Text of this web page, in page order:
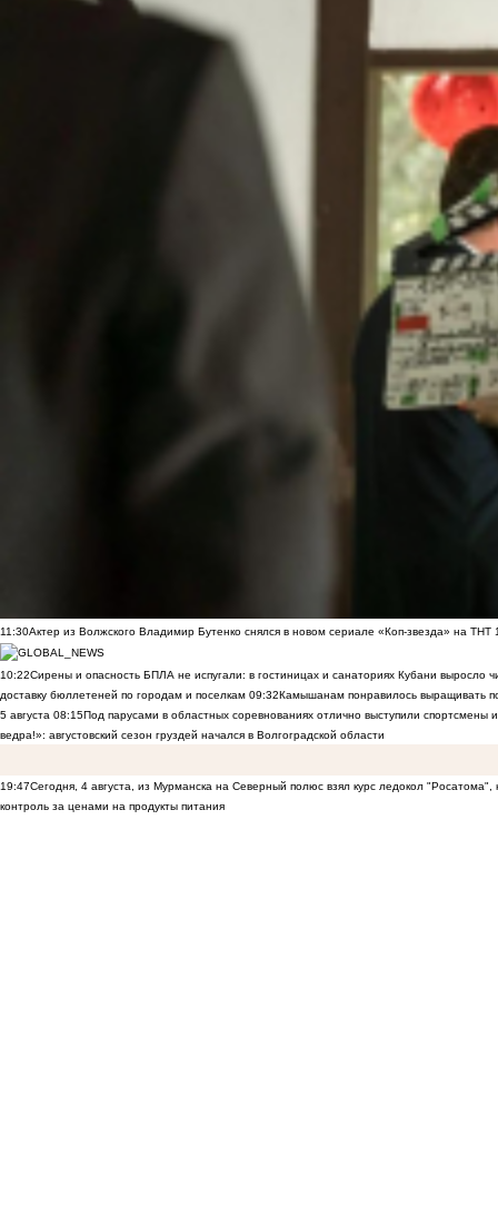
11:30Актер из Волжского Владимир Бутенко снялся в новом сериале «Коп-звезда» на ТНТ
10:22Сирены и опасность БПЛА не испугали: в гостиницах и санаториях Кубани выросло
доставку бюллетеней по городам и поселкам 09:32Камышанам понравилось выращивать
5 августа 08:15Под парусами в областных соревнованиях отлично выступили спортсмены
ведра!»: августовский сезон груздей начался в Волгоградской области
19:47Сегодня, 4 августа, из Мурманска на Северный полюс взял курс ледокол
контроль за ценами на продукты питания